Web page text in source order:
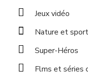
Jeux vidéo
Nature et
Super-Héros
Flms et séries